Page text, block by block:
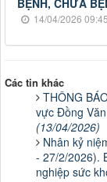
14/04/2026
Các tin khác
THÔNG
vực Đồng
(13/04/2026)
Nhân kỷ
- 27/2/2026).
nghiệp sức